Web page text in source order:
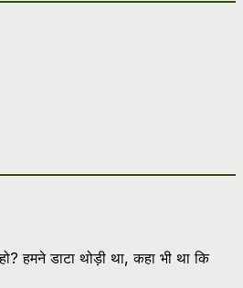
हमने डाटा थोड़ी था, कहा भी था कि